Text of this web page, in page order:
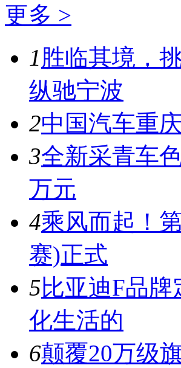
更多 >
1胜临其境，
纵驰宁波
2中国汽车重
3全新采青车
万元
4乘风而起！
赛)正式
5比亚迪F品
化生活的
6颠覆20万级